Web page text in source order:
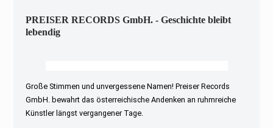
PREISER RECORDS GmbH. - Geschichte bleibt
lebendig
Große Stimmen und unvergessene Namen! Preiser Records
GmbH. bewahrt das österreichische Andenken an ruhmreiche
Künstler längst vergangener Tage.